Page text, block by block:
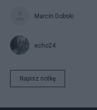
Marcin Dobski
echo24
Napisz notkę